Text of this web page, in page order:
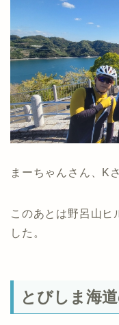
まーちゃんさん、K
このあとは野呂山ヒ
した。
とびしま海